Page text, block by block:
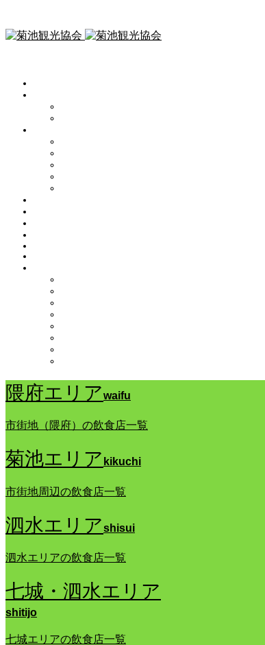
隈府エリアwaifu
市街地（隈府）の飲食店一覧
菊池エリア kikuchi
市街地周辺の飲食店一覧
泗水エリアshisui
泗水エリアの飲食店一覧
七城・泗水エリア
shitijo
七城エリアの飲食店一覧